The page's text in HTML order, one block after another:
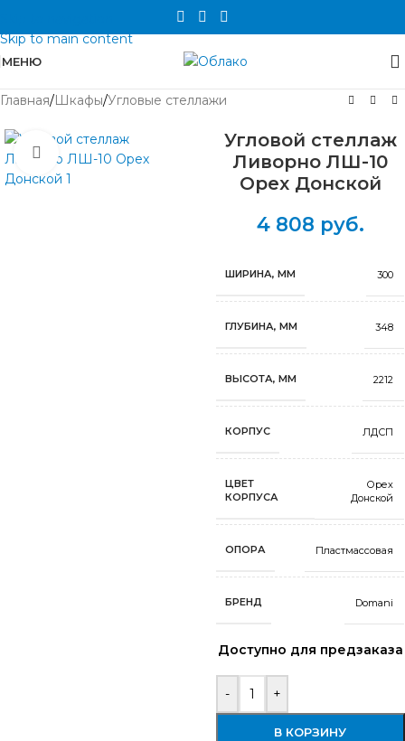
Skip to main content
МЕНЮ
Главная/Шкафы/Угловые стеллажи
Нажмите, чтобы увеличить
Угловой стеллаж
Ливорно ЛШ-10
Орех Донской
4 808 руб.
ШИРИНА, ММ 300
ГЛУБИНА, ММ 348
ВЫСОТА, ММ 2212
КОРПУС ЛДСП
ЦВЕТ
КОРПУСА
Орех
Донской
ОПОРА Пластмассовая
БРЕНД Domani
Доступно для предзаказа
- +
В КОРЗИНУ